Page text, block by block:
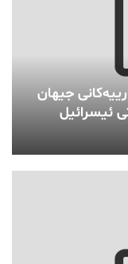
جیهان
ئیسرائیل